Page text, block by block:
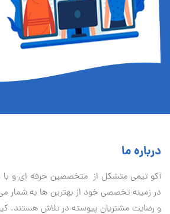
درباره ما
آكو تيمی متشکل از متخصصین حرفه ای و با
در زمینه تخصصی خود از بهترین ها به شمار
و رضایت مشتریان پیوسته در تلاش هستند.